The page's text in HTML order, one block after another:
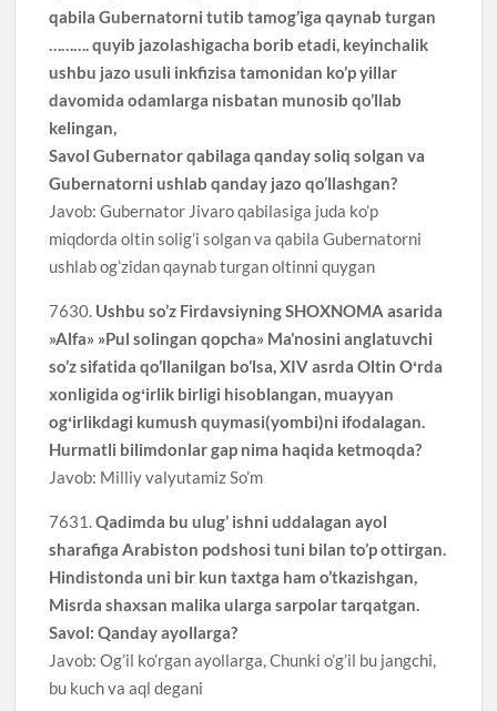
qabila Gubernatorni tutib tamog’iga qaynab turgan
………. quyib jazolashigacha borib etadi, keyinchalik
ushbu jazo usuli inkfizisa tamonidan ko’p yillar
davomida odamlarga nisbatan munosib qo’llab
kelingan,
Savol Gubernator qabilaga qanday soliq solgan va
Gubernatorni ushlab qanday jazo qo’llashgan?
Javob: Gubernator Jivaro qabilasiga juda ko’p
miqdorda oltin solig’i solgan va qabila Gubernatorni
ushlab og’zidan qaynab turgan oltinni quygan
7630. Ushbu so’z Firdavsiyning SHOXNOMA asarida
»Alfa» »Pul solingan qopcha» Ma’nosini anglatuvchi
so’z sifatida qo’llanilgan bo’lsa, XIV asrda Oltin Oʻrda
xonligida ogʻirlik birligi hisoblangan, muayyan
ogʻirlikdagi kumush quymasi(yombi)ni ifodalagan.
Hurmatli bilimdonlar gap nima haqida ketmoqda?
Javob: Milliy valyutamiz So’m
7631.Qadimda bu ulug’ ishni uddalagan ayol
sharafiga Arabiston podshosi tuni bilan to’p ottirgan.
Hindistonda uni bir kun taxtga ham o’tkazishgan,
Misrda shaxsan malika ularga sarpolar tarqatgan.
Savol: Qanday ayollarga?
Javob: Og’il ko’rgan ayollarga, Chunki o’g’il bu jangchi,
bu kuch va aql degani